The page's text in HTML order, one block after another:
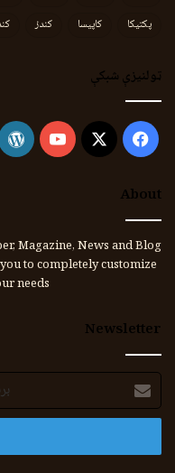
پکتیکا
کاپیسا کندز
ټولنیزې شبکې
Facebook
X
About
Magazine, News and Blog
to completely customize
needs.
Newsletter
برېښنالیک
پته